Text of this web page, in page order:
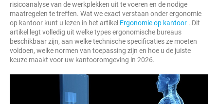
risicoanalyse van de werkplekken uit te voeren en de nodige
maatregelen te treffen. Wat we exact verstaan onder ergonomie
op kantoor kunt u lezen in het artikel Ergonomie op kantoor . Dit
artikel legt volledig uit welke types ergonomische bureaus
beschikbaar zijn, aan welke technische specificaties ze moeten
voldoen, welke normen van toepassing zijn en hoe u de juiste
keuze maakt voor uw kantooromgeving in 2026.